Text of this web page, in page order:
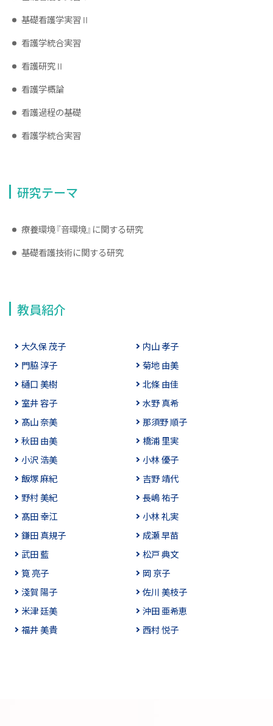
基礎看護学実習Ⅱ
看護学統合実習
看護研究Ⅱ
看護学概論
看護過程の基礎
看護学統合実習
研究テーマ
療養環境『音環境』に関する研究
基礎看護技術に関する研究
教員紹介
大久保 茂子
内山 孝子
門脇 淳子
菊地 由美
樋口 美樹
北條 由佳
室井 容子
水野 真希
髙山 奈美
那須野 順子
秋田 由美
橋浦 里実
小沢 浩美
小林 優子
飯塚 麻紀
吉野 靖代
野村 美紀
長嶋 祐子
髙田 幸江
小林 礼実
鎌田 真規子
成瀬 早苗
武田 藍
松戸 典文
筧 亮子
岡 京子
淺賀 陽子
佐川 美枝子
米津 廷美
沖田 亜希恵
福井 美貴
西村 悦子